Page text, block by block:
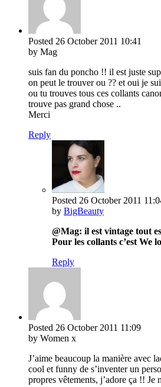
Posted 26 October 2011 10:41
by Mag
suis fan du poncho !! il est juste
on peut le trouver ou ?? et oui je
ou tu trouves tous ces collants
trouve pas grand chose ..
Merci
Reply
Posted 26 October 2011
by BigBeauty
@Mag: il est vintage tout
Pour les collants c’est We
Reply
Posted 26 October 2011 11:09
by Women x
J’aime beaucoup la manière avec
cool et funny de s’inventer un
propres vêtements, j’adore ça !! Je